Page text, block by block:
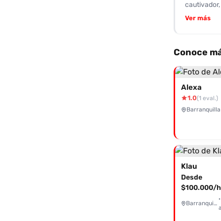
y su
habilidad
enfocada
belleza y
¡Escápate
Ver más
Conoce
Alexa
1.0(1 eval.)
Barranquilla
Klau
Desde
$100.000/
Barranquilla